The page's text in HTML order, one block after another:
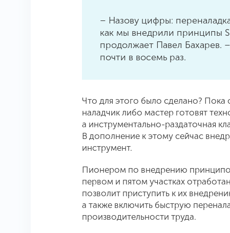
– Назову цифры:
как мы внедрили принципы
продолжает Павел Бахарев.
почти в восемь раз.
Что для этого было сделано? Пока
наладчик либо мастер готовят
а инструментально-раздаточная
В дополнение к этому сейчас
инструмент.
Пионером по внедрению
первом и пятом участках
позволит приступить к их
а также включить быструю
производительности труда.